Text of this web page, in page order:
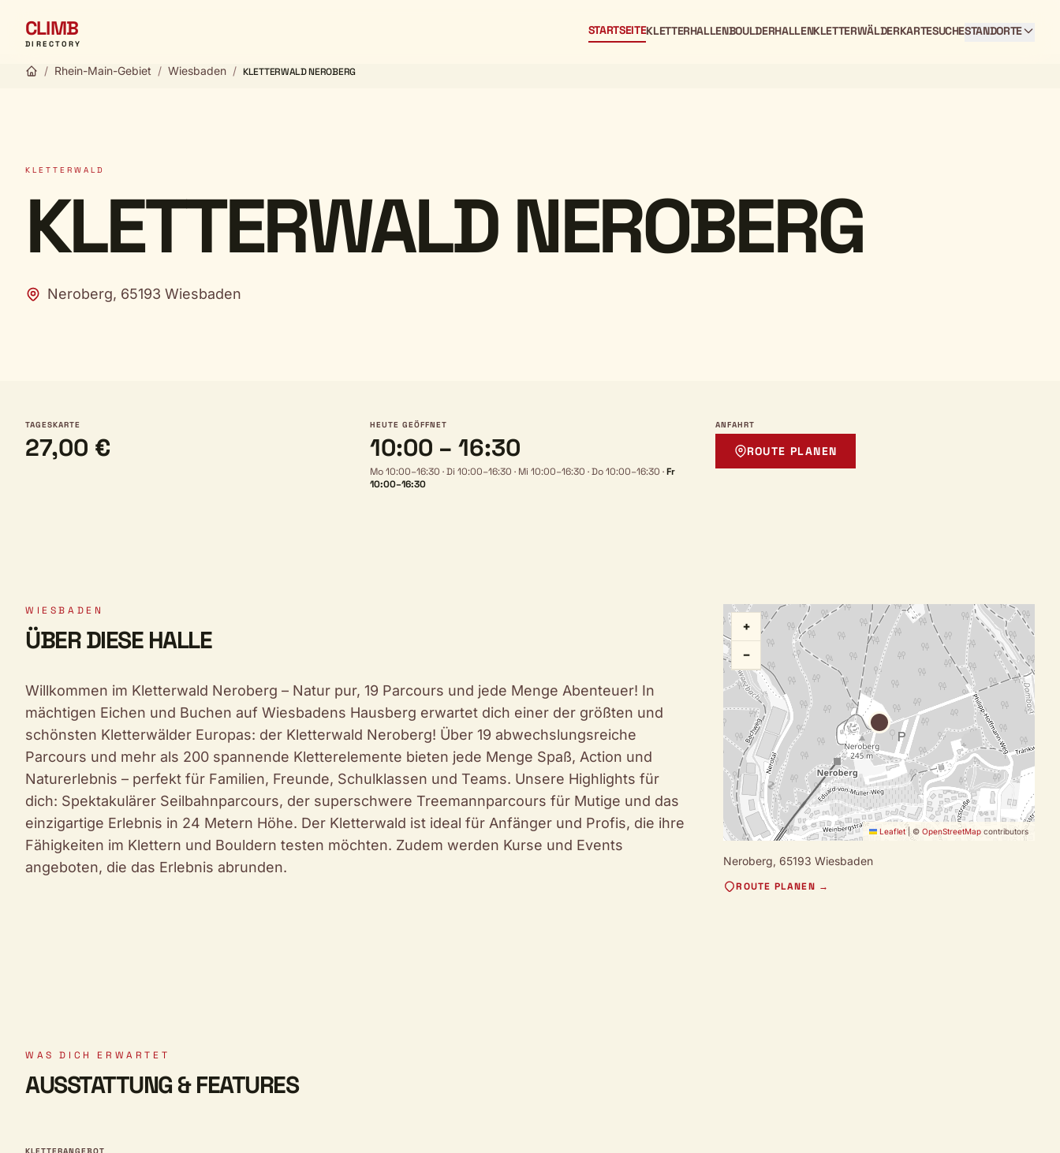
CLIMB
DIRECTORY
STARTSEITEKLETTERHALLENBOULDERHALLENKLETTERWÄLDERKARTESUCHESTANDORTE
/ Rhein-Main-Gebiet / Wiesbaden / KLETTERWALD NEROBERG
KLETTERWALD
KLETTERWALD NEROBERG
Neroberg, 65193 Wiesbaden
TAGESKARTE
27,00 €
HEUTE GEÖFFNET
10:00 – 16:30
Mo 10:00–16:30 ·Di 10:00–16:30 · Mi 10:00–16:30 ·Do 10:00–16:30 ·Fr
10:00–16:30
ANFAHRT
ROUTE PLANEN
WIESBADEN
ÜBER DIESE HALLE
Willkommen im Kletterwald Neroberg – Natur pur, 19 Parcours und jede Menge Abenteuer! In
mächtigen Eichen und Buchen auf Wiesbadens Hausberg erwartet dich einer der größten und
schönsten Kletterwälder Europas: der Kletterwald Neroberg! Über 19 abwechslungsreiche
Parcours und mehr als 200 spannende Kletterelemente bieten jede Menge Spaß, Action und
Naturerlebnis – perfekt für Familien, Freunde, Schulklassen und Teams. Unsere Highlights für
dich: Spektakulärer Seilbahnparcours, der superschwere Treemannparcours für Mutige und das
einzigartige Erlebnis in 24 Metern Höhe. Der Kletterwald ist ideal für Anfänger und Profis, die ihre
Fähigkeiten im Klettern und Bouldern testen möchten. Zudem werden Kurse und Events
angeboten, die das Erlebnis abrunden.
+
−
Leaflet © OpenStreetMapcontributors
Neroberg,65193 Wiesbaden
ROUTE PLANEN →
WAS DICH ERWARTET
AUSSTATTUNG & FEATURES